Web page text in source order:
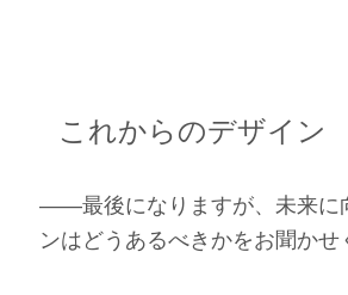
これからのデザイン
――最後になりますが、未来に
ンはどうあるべきかをお聞かせ